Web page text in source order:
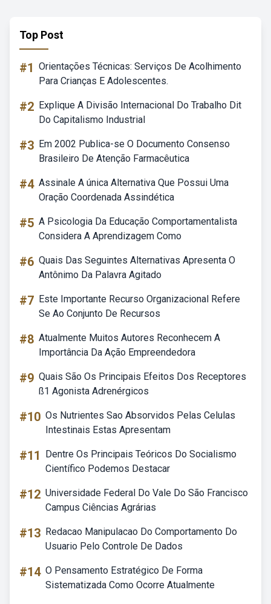
Top Post
#1 Orientações Técnicas: Serviços De Acolhimento
Para Crianças E Adolescentes.
#2 Explique A Divisão Internacional Do Trabalho Dit
Do Capitalismo Industrial
#3 Em 2002 Publica-se O Documento Consenso
Brasileiro De Atenção Farmacêutica
#4 Assinale A única Alternativa Que Possui Uma
Oração Coordenada Assindética
#5 A Psicologia Da Educação Comportamentalista
Considera A Aprendizagem Como
#6 Quais Das Seguintes Alternativas Apresenta O
Antônimo Da Palavra Agitado
#7 Este Importante Recurso Organizacional Refere
Se Ao Conjunto De Recursos
#8 Atualmente Muitos Autores Reconhecem A
Importância Da Ação Empreendedora
#9 Quais São Os Principais Efeitos Dos Receptores
ß1 Agonista Adrenérgicos
#10 Os Nutrientes Sao Absorvidos Pelas Celulas
Intestinais Estas Apresentam
#11
Dentre Os Principais Teóricos Do Socialismo
Científico Podemos Destacar
#12 Universidade Federal Do Vale Do São Francisco
Campus Ciências Agrárias
#13 Redacao Manipulacao Do Comportamento Do
Usuario Pelo Controle De Dados
#14 O Pensamento Estratégico De Forma
Sistematizada Como Ocorre Atualmente